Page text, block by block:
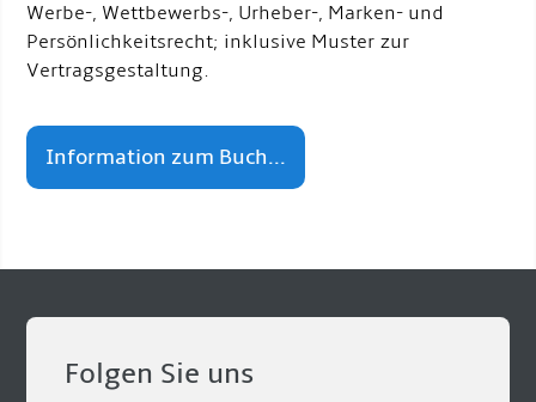
Werbe-, Wettbewerbs-, Urheber-, Marken- und
Persönlichkeitsrecht; inklusive Muster zur
Vertragsgestaltung.
Information zum Buch...
Folgen Sie uns